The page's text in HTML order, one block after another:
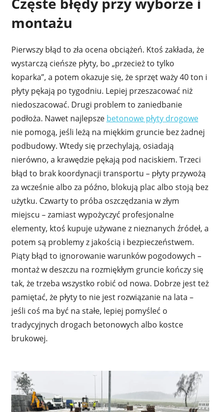
montażu
Pierwszy błąd to zła ocena obciążeń. Ktoś zakłada, że
wystarczą cieńsze płyty, bo „przecież to tylko
koparka”, a potem okazuje się, że sprzęt waży 40 ton i
płyty pękają po tygodniu. Lepiej przeszacować niż
niedoszacować. Drugi problem to zaniedbanie
podłoża. Nawet najlepsze betonowe płyty drogowe
nie pomogą, jeśli leżą na miękkim gruncie bez żadnej
podbudowy. Wtedy się przechylają, osiadają
nierówno, a krawędzie pękają pod naciskiem. Trzeci
błąd to brak koordynacji transportu – płyty przywożą
za wcześnie albo za późno, blokują plac albo stoją bez
użytku. Czwarty to próba oszczędzania w złym
miejscu – zamiast wypożyczyć profesjonalne
elementy, ktoś kupuje używane z nieznanych źródeł, a
potem są problemy z jakością i bezpieczeństwem.
Piąty błąd to ignorowanie warunków pogodowych –
montaż w deszczu na rozmiękłym gruncie kończy się
tak, że trzeba wszystko robić od nowa. Dobrze jest też
pamiętać, że płyty to nie jest rozwiązanie na lata –
jeśli coś ma być na stałe, lepiej pomyśleć o
tradycyjnych drogach betonowych albo kostce
brukowej.